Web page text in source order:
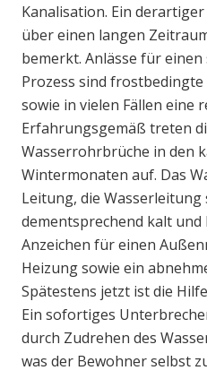
Kanalisation. Ein
über einen langen
bemerkt. Anlässe für einen
Prozess sind
sowie in vielen Fällen eine
Erfahrungsgemäß treten
Wasserrohrbrüche in den
Wintermonaten auf. Das
Leitung, die Wasserleitung
dementsprechend kalt
Anzeichen für einen
Heizung sowie ein
Spätestens jetzt ist die
Ein sofortiges
durch Zudrehen des
was der Bewohner selbst